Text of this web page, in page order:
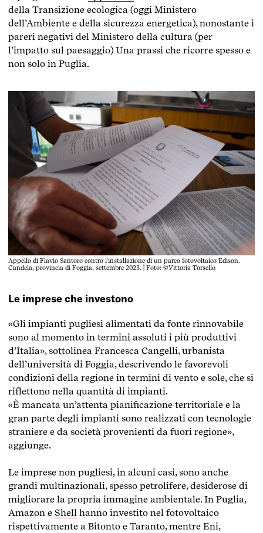
della Transizione ecologica (oggi Ministero
dell’Ambiente e della sicurezza energetica), nonostante i
pareri negativi del Ministero della cultura (per
l’impatto sul paesaggio) Una prassi che ricorre spesso e
non solo in Puglia.
Appello di Flavio Santoro contro l'installazione di un parco fotovoltaico Edison.
Candela, provincia di Foggia, settembre 2023. | Foto: ©Vittoria Torsello
Le imprese che investono
«Gli impianti pugliesi alimentati da fonte rinnovabile
sono al momento in termini assoluti i più produttivi
d’Italia», sottolinea Francesca Cangelli, urbanista
dell’università di Foggia, descrivendo le favorevoli
condizioni della regione in termini di vento e sole, che si
riflettono nella quantità di impianti.
«È mancata un’attenta pianificazione territoriale e la
gran parte degli impianti sono realizzati con tecnologie
straniere e da società provenienti da fuori regione»,
aggiunge.
Le imprese non pugliesi, in alcuni casi, sono anche
grandi multinazionali, spesso petrolifere, desiderose di
migliorare la propria immagine ambientale. In Puglia,
Amazon e Shell hanno investito nel fotovoltaico
rispettivamente a Bitonto e Taranto, mentre Eni,